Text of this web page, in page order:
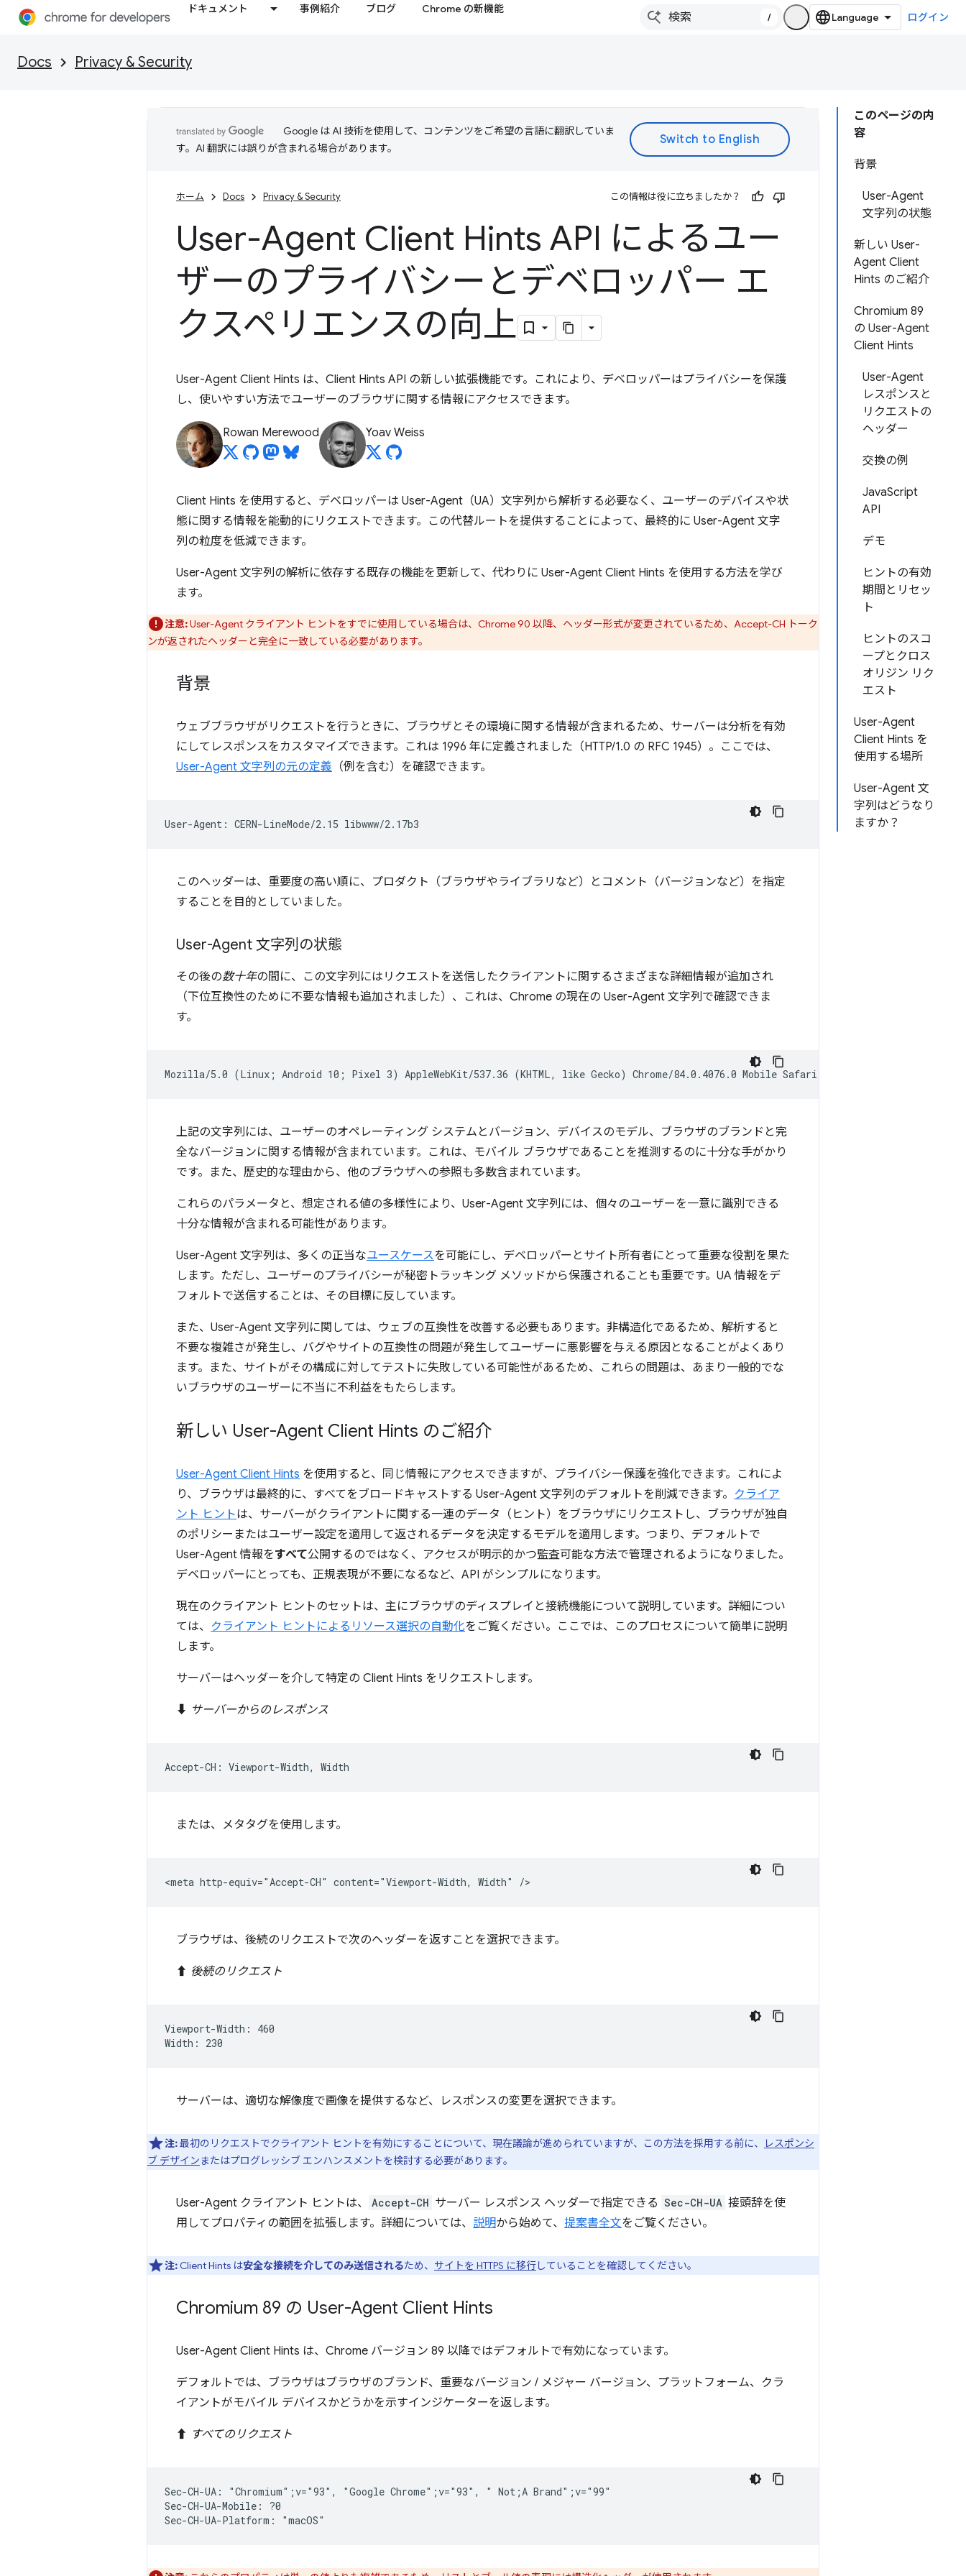
ドキュメント 事例紹介 ブログ Chrome の新機能
/ ログイン
Docs Privacy & Security
このページの内
容
背景
User-Agent
文字列の状態
新しい User-
Agent Client
Hints のご紹介
Chromium 89
の User-Agent
Client Hints
User-Agent
レスポンスと
リクエストの
ヘッダー
交換の例
JavaScript
API
デモ
ヒントの有効
期間とリセッ
ト
ヒントのスコ
ープとクロス
オリジン リク
エスト
User-Agent
Client Hints を
使用する場所
User-Agent 文
字列はどうなり
ますか？
Google は AI 技術を使用して、コンテンツをご希望の言語に翻訳していま
す。AI 翻訳には誤りが含まれる場合があります。
ホーム Docs Privacy & Security この情報は役に立ちましたか？
User-Agent Client Hints API によるユー
ザーのプライバシーとデベロッパー エ
クスペリエンスの向上
User-Agent Client Hints は、Client Hints API の新しい拡張機能です。これにより、デベロッパーはプライバシーを保護
し、使いやすい方法でユーザーのブラウザに関する情報にアクセスできます。
Rowan Merewood Yoav Weiss
Client Hints を使用すると、デベロッパーは User-Agent（UA）文字列から解析する必要なく、ユーザーのデバイスや状
態に関する情報を能動的にリクエストできます。この代替ルートを提供することによって、最終的に User-Agent 文字
列の粒度を低減できます。
User-Agent 文字列の解析に依存する既存の機能を更新して、代わりに User-Agent Client Hints を使用する方法を学び
ます。
注意:User-Agent クライアント ヒントをすでに使用している場合は、Chrome 90 以降、ヘッダー形式が変更されているため、Accept-CH トーク
ンが返されたヘッダーと完全に一致している必要があります。
背景
ウェブブラウザがリクエストを行うときに、ブラウザとその環境に関する情報が含まれるため、サーバーは分析を有効
にしてレスポンスをカスタマイズできます。これは 1996 年に定義されました（HTTP/1.0 の RFC 1945）。ここでは、
User-Agent 文字列の元の定義 （例を含む）を確認できます。
このヘッダーは、重要度の高い順に、プロダクト（ブラウザやライブラリなど）とコメント（バージョンなど）を指定
することを目的としていました。
User-Agent 文字列の状態
その後の数十年の間に、この文字列にはリクエストを送信したクライアントに関するさまざまな詳細情報が追加され
（下位互換性のために不要な情報も追加されました）、これは、Chrome の現在の User-Agent 文字列で確認できま
す。
上記の文字列には、ユーザーのオペレーティング システムとバージョン、デバイスのモデル、ブラウザのブランドと完
全なバージョンに関する情報が含まれています。これは、モバイル ブラウザであることを推測するのに十分な手がかり
です。また、歴史的な理由から、他のブラウザへの参照も多数含まれています。
これらのパラメータと、想定される値の多様性により、User-Agent 文字列には、個々のユーザーを一意に識別できる
十分な情報が含まれる可能性があります。
User-Agent 文字列は、多くの正当なユースケースを可能にし、デベロッパーとサイト所有者にとって重要な役割を果た
します。ただし、ユーザーのプライバシーが秘密トラッキング メソッドから保護されることも重要です。UA 情報をデ
フォルトで送信することは、その目標に反しています。
また、User-Agent 文字列に関しては、ウェブの互換性を改善する必要もあります。非構造化であるため、解析すると
不要な複雑さが発生し、バグやサイトの互換性の問題が発生してユーザーに悪影響を与える原因となることがよくあり
ます。また、サイトがその構成に対してテストに失敗している可能性があるため、これらの問題は、あまり一般的でな
いブラウザのユーザーに不当に不利益をもたらします。
新しい User-Agent Client Hints のご紹介
User-Agent Client Hints を使用すると、同じ情報にアクセスできますが、プライバシー保護を強化できます。これによ
り、ブラウザは最終的に、すべてをブロードキャストする User-Agent 文字列のデフォルトを削減できます。 クライア
ント ヒントは、サーバーがクライアントに関する一連のデータ（ヒント）をブラウザにリクエストし、ブラウザが独自
のポリシーまたはユーザー設定を適用して返されるデータを決定するモデルを適用します。つまり、デフォルトで
User-Agent 情報をすべて公開するのではなく、アクセスが明示的かつ監査可能な方法で管理されるようになりました。
デベロッパーにとっても、正規表現が不要になるなど、API がシンプルになります。
現在のクライアント ヒントのセットは、主にブラウザのディスプレイと接続機能について説明しています。詳細につい
ては、 クライアント ヒントによるリソース選択の自動化をご覧ください。ここでは、このプロセスについて簡単に説明
します。
サーバーはヘッダーを介して特定の Client Hints をリクエストします。
⬇️ サーバーからのレスポンス
または、メタタグを使用します。
ブラウザは、後続のリクエストで次のヘッダーを返すことを選択できます。
⬆️ 後続のリクエスト
Viewport-Width: 460
サーバーは、適切な解像度で画像を提供するなど、レスポンスの変更を選択できます。
注:最初のリクエストでクライアント ヒントを有効にすることについて、現在議論が進められていますが、この方法を採用する前に、
レスポンシ
ブ デザインまたはプログレッシブ エンハンスメントを検討する必要があります。
User-Agent クライアント ヒントは、 Accept-CH サーバー レスポンス ヘッダーで指定できる Sec-CH-UA 接頭辞を使
用してプロパティの範囲を拡張します。詳細については、 説明から始めて、 提案書全文をご覧ください。
注: Client Hints は安全な接続を介してのみ送信されるため、 サイトを HTTPS に移行していることを確認してください。
Chromium 89 の User-Agent Client Hints
User-Agent Client Hints は、Chrome バージョン 89 以降ではデフォルトで有効になっています。
デフォルトでは、ブラウザはブラウザのブランド、重要なバージョン / メジャー バージョン、プラットフォーム、クラ
イアントがモバイル デバイスかどうかを示すインジケーターを返します。
⬆️ すべてのリクエスト
Sec-CH-UA: "Chromium";v="93", "Google Chrome";v="93", " Not;A Brand";v="99"
Sec-CH-UA-Mobile: ?0